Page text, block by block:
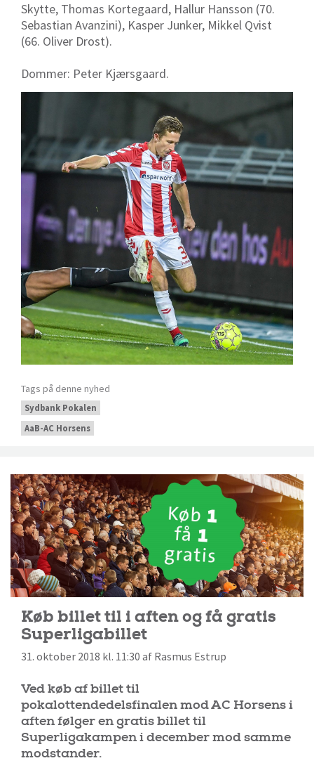
Skytte, Thomas Kortegaard, Hallur Hansson (70.
Sebastian Avanzini), Kasper Junker, Mikkel Qvist
(66. Oliver Drost).
Dommer: Peter Kjærsgaard.
Tags på denne nyhed
Sydbank Pokalen
AaB-AC Horsens
Køb billet til i aften og få gratis
Superligabillet
31. oktober 2018 kl. 11:30 af Rasmus Estrup
Ved køb af billet til
pokalottendedelsfinalen mod AC Horsens i
aften følger en gratis billet til
Superligakampen i december mod samme
modstander.